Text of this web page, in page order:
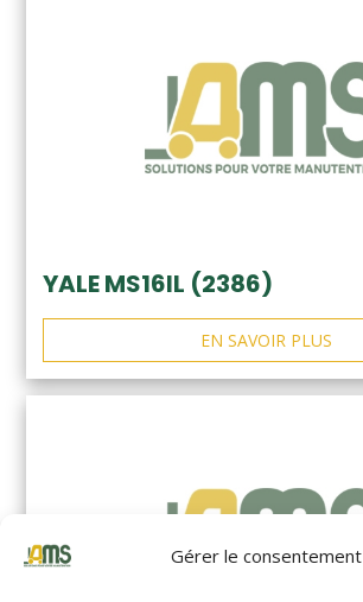
Gérer le consentement
YALE MS16IL (2386)
EN SAVOIR PLUS